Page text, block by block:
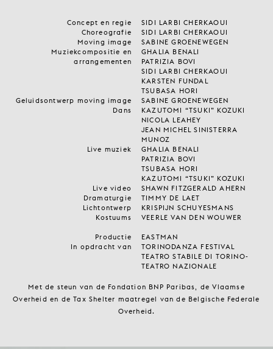
Concept en regie
SIDI LARBI CHERKAOUI
Choreografie
SIDI LARBI CHERKAOUI
Moving image
SABINE GROENEWEGEN
Muziekcompositie en
arrangementen
GHALIA BENALI
PATRIZIA BOVI
SIDI LARBI CHERKAOUI
KARSTEN FUNDAL
TSUBASA HORI
Geluidsontwerp moving image
SABINE GROENEWEGEN
Dans
KAZUTOMI “TSUKI” KOZUKI
NICOLA LEAHEY
JEAN MICHEL SINISTERRA
MUNOZ
Live muziek
GHALIA BENALI
PATRIZIA BOVI
TSUBASA HORI
KAZUTOMI “TSUKI” KOZUKI
Live video
SHAWN FITZGERALD AHERN
Dramaturgie
TIMMY DE LAET
Lichtontwerp
KRISPIJN SCHUYESMANS
Kostuums
VEERLE VAN DEN WOUWER
Productie
EASTMAN
In opdracht van
TORINODANZA FESTIVAL
TEATRO STABILE DI TORINO-
TEATRO NAZIONALE
Met de steun van de Fondation BNP Paribas, de Vlaamse
Overheid en de Tax Shelter maatregel van de Belgische Federale
Overheid.